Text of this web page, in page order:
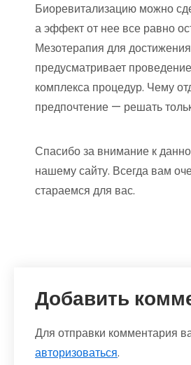
Биоревитализацию можно
а эффект от нее все равно
Мезотерапия для
предусматривает
комплекса процедур. Чему
предпочтение — решать
Спасибо за внимание к
нашему сайту. Всегда вам
стараемся для вас.
Добавить
Для отправки комментария
авторизоваться.